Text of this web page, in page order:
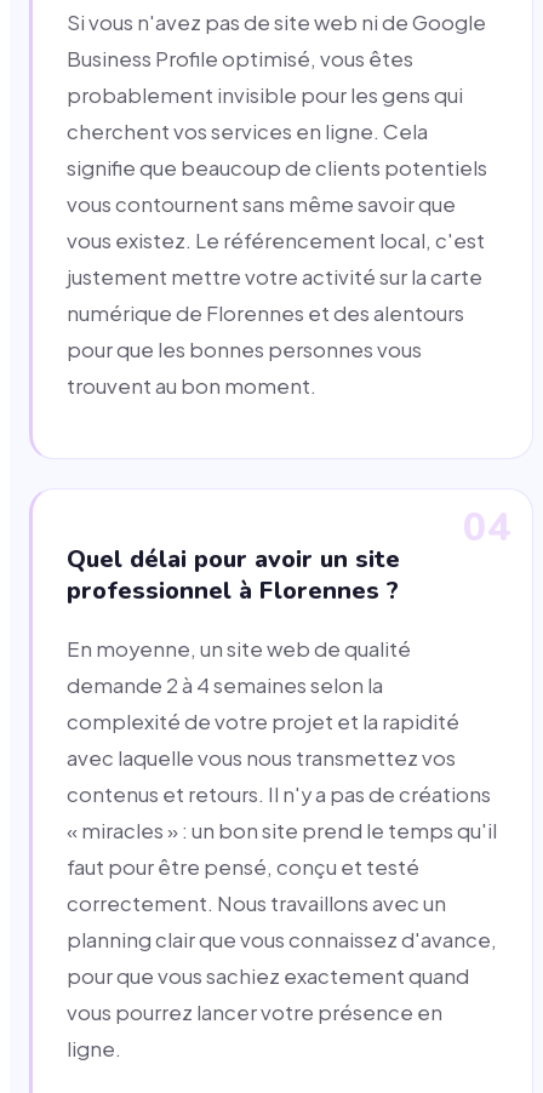
Si vous n'avez pas de site web ni de Google
Business Profile optimisé, vous êtes
probablement invisible pour les gens qui
cherchent vos services en ligne. Cela
signifie que beaucoup de clients potentiels
vous contournent sans même savoir que
vous existez. Le référencement local, c'est
justement mettre votre activité sur la carte
numérique de Florennes et des alentours
pour que les bonnes personnes vous
trouvent au bon moment.
04
Quel délai pour avoir un site
professionnel à Florennes ?
En moyenne, un site web de qualité
demande 2 à 4 semaines selon la
complexité de votre projet et la rapidité
avec laquelle vous nous transmettez vos
contenus et retours. Il n'y a pas de créations
« miracles » : un bon site prend le temps qu'il
faut pour être pensé, conçu et testé
correctement. Nous travaillons avec un
planning clair que vous connaissez d'avance,
pour que vous sachiez exactement quand
vous pourrez lancer votre présence en
ligne.